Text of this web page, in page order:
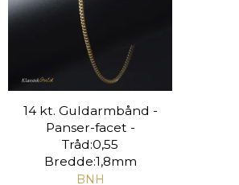
14 kt. Guldarmbånd -
Panser-facet -
Tråd:0,55
Bredde:1,8mm
BNH